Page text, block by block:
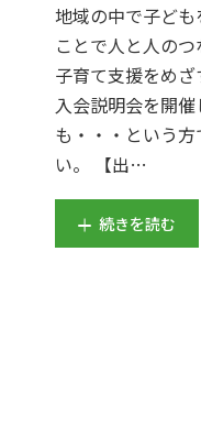
地域の中で子ど
ことで人と人の
子育て支援をめざ
入会説明会を開
も・・・という
い。 【出…
続きを読む